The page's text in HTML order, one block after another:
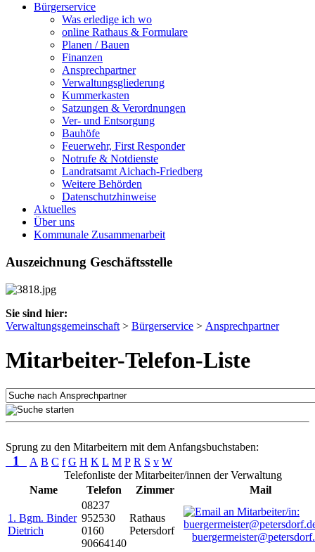
Bürgerservice
Was erledige ich wo
online Rathaus & Formulare
Planen / Bauen
Finanzen
Ansprechpartner
Verwaltungsgliederung
Kummerkasten
Satzungen & Verordnungen
Ver- und Entsorgung
Bauhöfe
Feuerwehr, First Responder
Notrufe & Notdienste
Landratsamt Aichach-Friedberg
Weitere Behörden
Datenschutzhinweise
Aktuelles
Über uns
Kommunale Zusammenarbeit
Auszeichnung Geschäftsstelle
Sie sind hier:
Verwaltungsgemeinschaft > Bürgerservice > Ansprechpartner
Mitarbeiter-Telefon-Liste
Sprung zu den Mitarbeitern mit dem Anfangsbuchstaben:
1 A B C f G H K L M P R S v W
Telefonliste der Mitarbeiter/innen der Verwaltung
Name
Telefon Zimmer Mail
1. Bgm. Binder
Dietrich
08237
952530
0160
90664140
Rathaus
Petersdorf